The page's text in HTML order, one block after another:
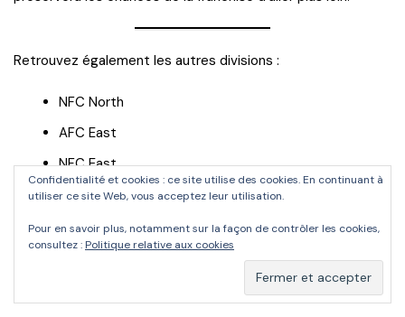
Retrouvez également les autres divisions :
NFC North
AFC East
NFC East
AFC South
NFC South
AFC West
Confidentialité et cookies : ce site utilise des cookies. En continuant à
utiliser ce site Web, vous acceptez leur utilisation.
Pour en savoir plus, notamment sur la façon de contrôler les cookies,
consultez : Politique relative aux cookies